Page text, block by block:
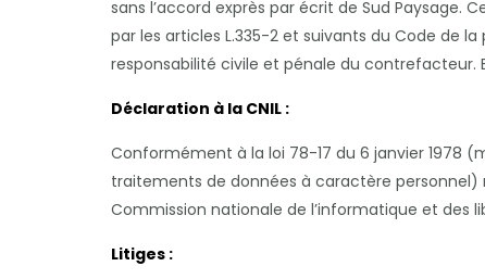
sans l’accord exprès par écrit de Sud
par les articles L.335-2 et suivants du Code de
responsabilité civile et pénale du
Déclaration à la CNIL :
Conformément à la loi 78-17 du 6 janvier 1978
traitements de données à caractère personnel)
Commission nationale de l’informatique et des
Litiges :